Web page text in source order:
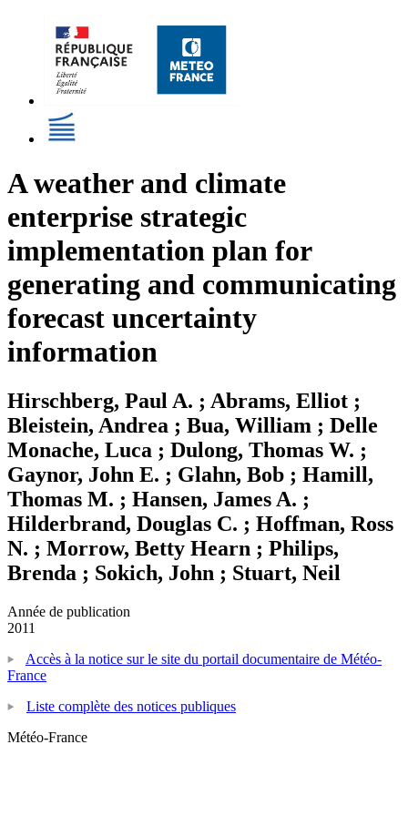
A weather and climate
enterprise strategic
implementation plan for
generating and communicating
forecast uncertainty
information
Hirschberg, Paul A. ; Abrams, Elliot ;
Bleistein, Andrea ; Bua, William ; Delle
Monache, Luca ; Dulong, Thomas W. ;
Gaynor, John E. ; Glahn, Bob ; Hamill,
Thomas M. ; Hansen, James A. ;
Hilderbrand, Douglas C. ; Hoffman, Ross
N. ; Morrow, Betty Hearn ; Philips,
Brenda ; Sokich, John ; Stuart, Neil
Année de publication
2011
Accès à la notice sur le site du portail documentaire de Météo-
France
Liste complète des notices publiques
Météo-France